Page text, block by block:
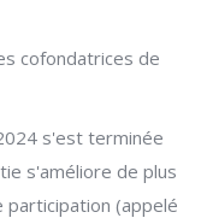
cofondatrices de
s'est terminée
s'améliore de plus
participation (appelé